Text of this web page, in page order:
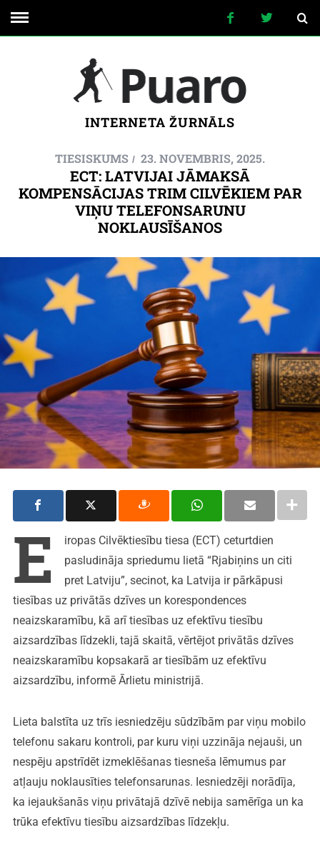
INTERNETA ŽURNĀLS
TIESISKUMS 23. NOVEMBRIS, 2025.
ECT: LATVIJAI JĀMAKSĀ
KOMPENSĀCIJAS TRIM CILVĒKIEM PAR
VIŅU TELEFONSARUNU
NOKLAUSĪŠANOS
E
iropas Cilvēktiesību tiesa (ECT) ceturtdien
pasludināja spriedumu lietā “Rjabiņins un citi
pret Latviju”, secinot, ka Latvija ir pārkāpusi
tiesības uz privātās dzīves un korespondences
neaizskaramību, kā arī tiesības uz efektīvu tiesību
aizsardzības līdzekli, tajā skaitā, vērtējot privātās dzīves
neaizskaramību kopsakarā ar tiesībām uz efektīvu
aizsardzību, informē Ārlietu ministrijā.
Lieta balstīta uz trīs iesniedzēju sūdzībām par viņu mobilo
telefonu sakaru kontroli, par kuru viņi uzzināja nejauši, un
nespēju apstrīdēt izmeklēšanas tiesneša lēmumus par
atļauju noklausīties telefonsarunas. Iesniedzēji norādīja,
ka iejaukšanās viņu privātajā dzīvē nebija samērīga un ka
trūka efektīvu tiesību aizsardzības līdzekļu.